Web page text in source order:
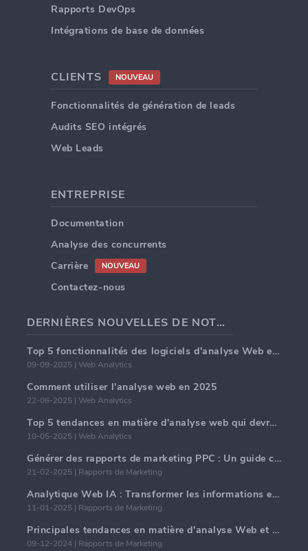
Rapports DevOps
Intégrations de base de données
CLIENTS NOUVEAU
Fonctionnalités de génération de leads
Audits SEO intégrés
Web Leads
ENTREPRISE
Documentation
Analyse des concurrents
Carrière
NOUVEAU
Contactez-nous
DERNIÈRES NOUVELLES DE NOTRE BLOG
Top 5 fonctionnalités des logiciels d'analyse Web en 2025
09-09-2025 | Web Analytics
Comment utiliser l'analyse web en 2025
22-06-2025 | Web Analytics
Top 5 tendances en matière d'analyse web qui devraient dominer en 2025
10-05-2025 | Web Analytics
Générer des rapports de marketing PPC : Un guide complet
21-02-2025 | Rapports de Marketing
Analytique Web IA : Transformer les informations en données avec précision
11-01-2025 | Rapports de Marketing
Principales tendances en matière d'analyse Web et d'IA en 2024
09-12-2024 | Rapports de Marketing